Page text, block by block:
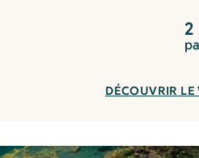
2
DÉCOUVRIR LE